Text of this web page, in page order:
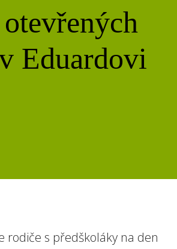
Eduardovi
rodiče s předškoláky na den